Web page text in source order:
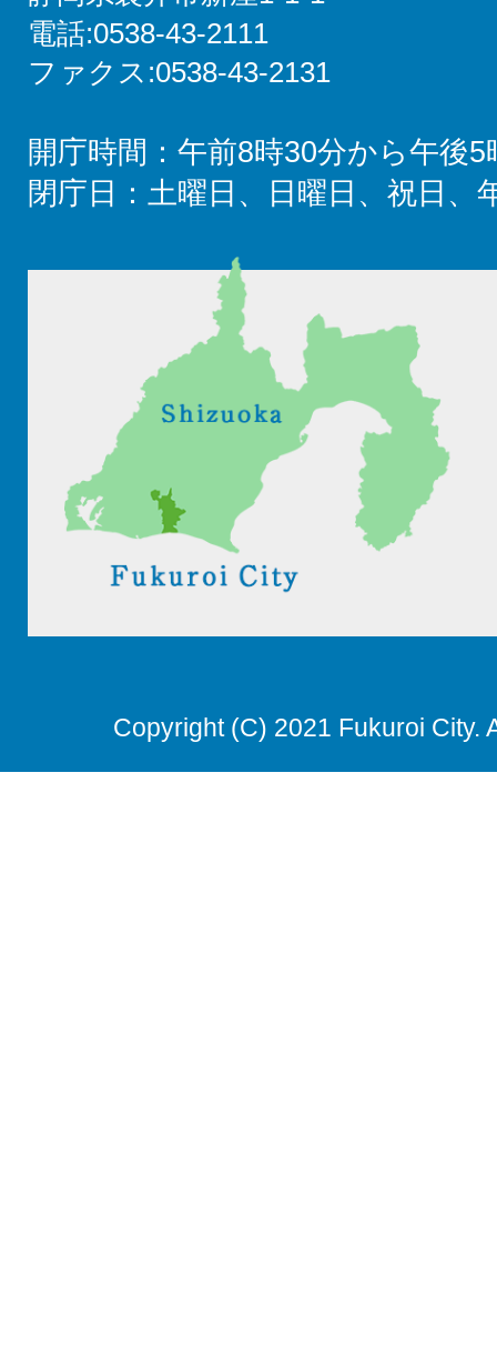
電話:0538-43-2111
ファクス:0538-43-2131
開庁時間：午前8時30分から午後5
閉庁日：土曜日、日曜日、祝日、
Copyright (C) 2021 Fukuroi City.